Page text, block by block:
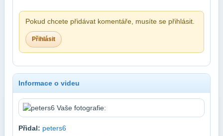
Pokud chcete přidávat komentáře, musíte se přihlásit.
Přihlásit
Informace o videu
Přidal: peters6